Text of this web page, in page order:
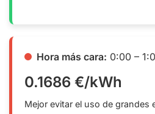
Hora más cara: 0:00 –
0.1686 €/kWh
Mejor evitar el uso de grandes